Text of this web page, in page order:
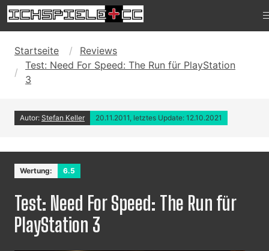
Startseite
Reviews
Test: Need For Speed: The Run für PlayStation
3
Autor: Stefan Keller 20.11.2011, letztes Update: 12.10.2021
Wertung: 6.5
Test: Need For Speed: The Run für
PlayStation 3